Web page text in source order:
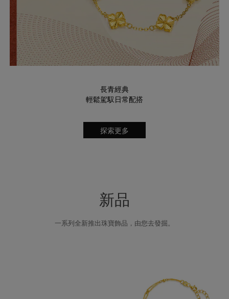
長青經典
輕鬆駕馭日常配搭
探索更多
新品
一系列全新推出珠寶飾品，由您去發掘。